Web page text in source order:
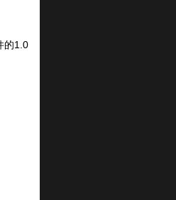
的1.0